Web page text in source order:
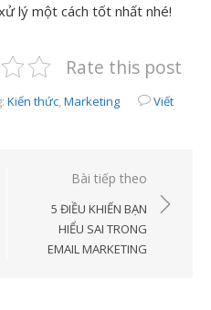
lý một cách tốt nhất nhé!
Rate this post
Kiến thức,Marketing
Viết
Bài tiếp theo
5 ĐIỀU KHIẾN BẠN
HIỂU SAI TRONG
EMAIL MARKETING